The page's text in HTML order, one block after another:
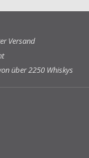
Versand
über 2250 Whiskys